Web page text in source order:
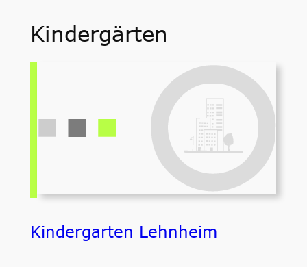
Kindergärten
Kindergarten Lehnheim